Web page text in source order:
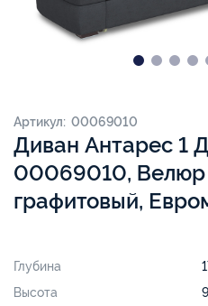
Диван Антарес 1
00069010, Велюр
графитовый,
Артикул: 00069010
Глубина
Высота